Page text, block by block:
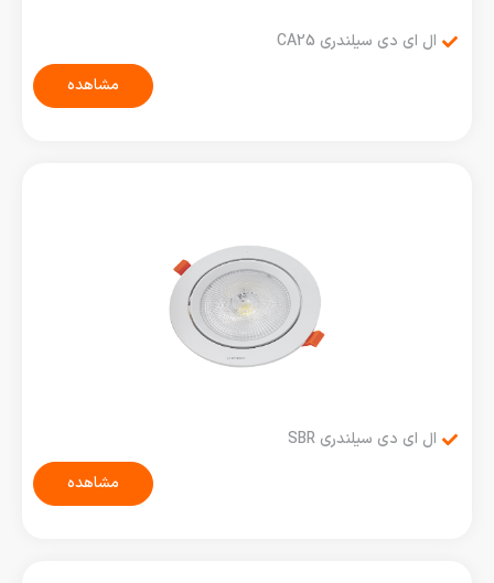
ال ای دی سیلندری CA25
مشاهده
ال ای دی سیلندری SBR
مشاهده